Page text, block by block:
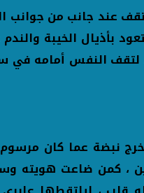
تقف عند جانب من
بأذيال الخيبة
لتقف النفس أمامه
نبضة عما كان
، كمن ضاعت هويته